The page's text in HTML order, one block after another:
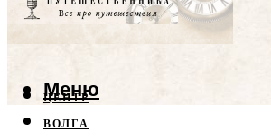
ЦЕНТР
ВОЛГА
Меню